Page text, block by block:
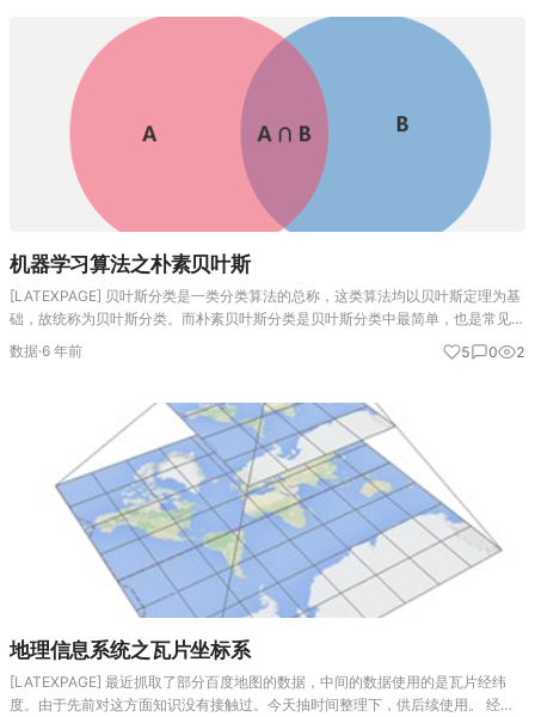
机器学习算法之朴素贝叶斯
[LATEXPAGE] 贝叶斯分类是一类分类算法的总称，这类算法均以贝叶斯定理为基
础，故统称为贝叶斯分类。而朴素贝叶斯分类是贝叶斯分类中最简单，也是常见的
一种分类方法。 贝叶斯定理 贝叶斯定理实际上就是计算"条件概率"的公式。条件
概率（Co…
数据·6 年前 5 0 2
地理信息系统之瓦片坐标系
[LATEXPAGE] 最近抓取了部分百度地图的数据，中间的数据使用的是瓦片经纬
度。由于先前对这方面知识没有接触过。今天抽时间整理下，供后续使用。 经纬